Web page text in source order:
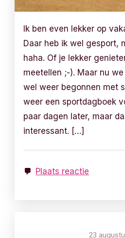
Ik ben even lekker op
Daar heb ik wel gesport,
haha. Of je lekker
meetellen ;-). Maar nu
wel weer begonnen met
weer een sportdagboek
paar dagen later, maar
interessant. […]
Plaats reactie
23